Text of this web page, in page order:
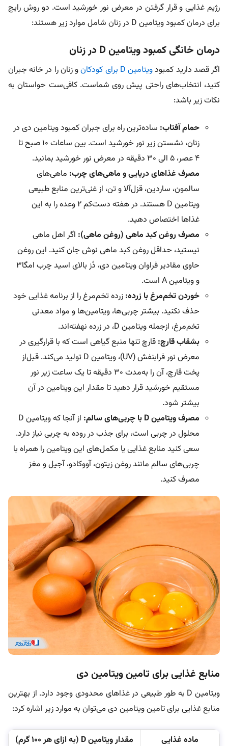
رژیم غذایی و قرار گرفتن در معرض نور خورشید است. دو روش رایج
برای درمان کمبود ویتامین D در زنان شامل موارد زیر هستند:
درمان خانگی کمبود ویتامین D در زنان
اگر قصد دارید کمبودویتامین D برای کودکان
و زنان را در خانه جبران
کنید، انتخاب‌های راحتی پیش روی شماست. کافی‌ست حواستان به
نکات زیر باشد:
حمام آفتاب: ساده‌ترین راه برای جبران کمبود ویتامین دی در
زنان، نشستن زیر نور خورشید است. بین ساعات ۱۰ صبح تا
۴ عصر، ۵ الی ۳۰ دقیقه در معرض نور خورشید بمانید.
مصرف غذاهای دریایی و ماهی‌های چرب: ماهی‌های
سالمون، ساردین، قزل‌آلا و تن، از غنی‌ترین منابع طبیعی
ویتامین D هستند. در هفته دست‌کم ۲ وعده را به این
غذاها اختصاص دهید.
مصرف روغن کبد ماهی (روغن ماهی): اگر اهل ماهی
نیستید، حداقل روغن کبد ماهی نوش جان کنید. این روغن
حاوی مقادیر فراوان ویتامین دی، دُز بالای اسید چرب امگا۳
و ویتامین A است.
خوردن تخم‌مرغ با زرده: زرده تخم‌مرغ را از برنامه غذایی خود
حذف نکنید. بیشتر چربی‌ها، ویتامین‌ها و مواد معدنی
تخم‌مرغ، ازجمله ویتامین D، در زرده نهفته‌اند.
بشقاب قارچ‌: قارچ‌ تنها منبع گیاهی است که با قرارگیری در
معرض نور فرابنفش (UV)، ویتامین D تولید می‌کند. قبل‌از
پخت قارچ‌، آن را به‌مدت ۳۰ دقیقه تا یک ساعت زیر نور
مستقیم خورشید قرار دهید تا مقدار این ویتامین در آن
بیشتر شود.
مصرف ویتامین D با چربی‌های سالم:
از آنجا که ویتامین D
محلول در چربی است، برای جذب در روده به چربی نیاز دارد.
سعی کنید منابع غذایی یا مکمل‌های این ویتامین را همراه با
چربی‌های سالم مانند روغن زیتون، آووکادو، آجیل و مغز
مصرف کنید.
منابع غذایی برای تامین ویتامین دی
ویتامین D به طور طبیعی در غذاهای محدودی وجود دارد. از بهترین
منابع غذایی برای تامین ویتامین دی می‌توان به موارد زیر اشاره کرد:
ماده غذایی مقدار ویتامین D (به ازای هر 100 گرم)